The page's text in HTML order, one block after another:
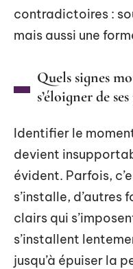
contradictoires :
mais aussi une
Quels signes
s’éloigner de
Identifier le
devient
évident. Parfois,
s’installe, d’autres
clairs qui
s’installent
jusqu’à épuiser la